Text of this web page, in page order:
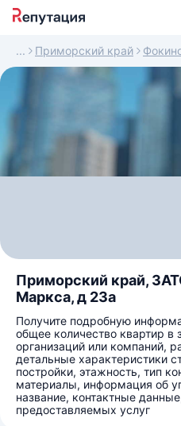
Приморский край
Приморский край,
Маркса, д 23а
Получите подробную
общее количество квартир в
организаций или компаний,
детальные характеристики
постройки, этажность, тип
материалы, информация об
название, контактные
предоставляемых услуг